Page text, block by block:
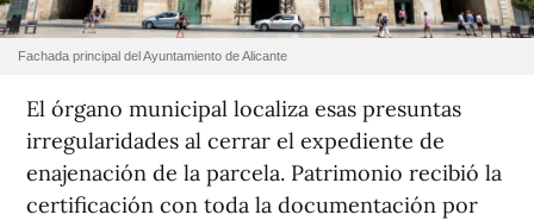
Fachada principal del Ayuntamiento de Alicante
El órgano municipal localiza esas presuntas
irregularidades al cerrar el expediente de
enajenación de la parcela. Patrimonio recibió la
certificación con toda la documentación por